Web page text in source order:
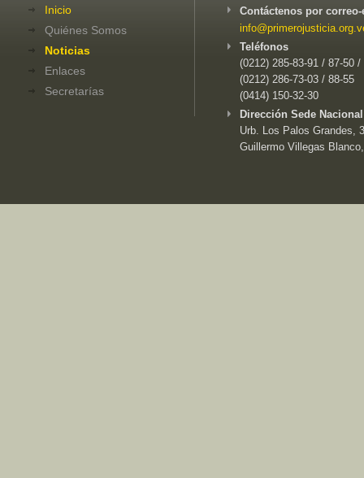
Inicio
Quiénes Somos
Noticias
Enlaces
Secretarías
Contáctenos por
Teléfonos
(0212) 285-83-91 / 87-50 /
(0212) 286-73-03 / 88-55
(0414) 150-32-30
Dirección Sede
Urb. Los Palos Grandes,
Guillermo Villegas